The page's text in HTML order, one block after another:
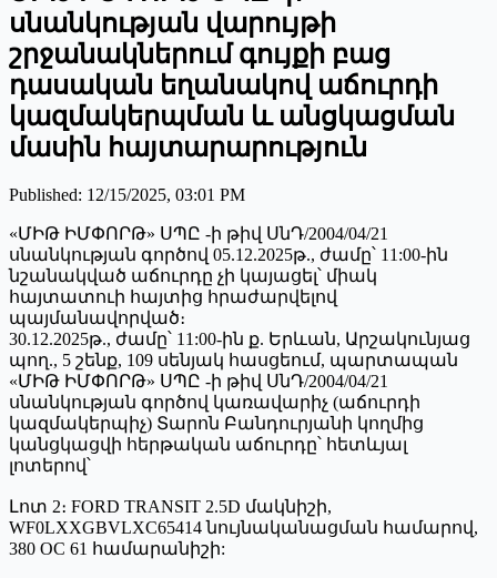
սնանկության վարույթի
շրջանակներում գույքի բաց
դասական եղանակով աճուրդի
կազմակերպման և անցկացման
մասին հայտարարություն
Published: 12/15/2025, 03:01 PM
«ՄԻԹ ԻՄՓՈՐԹ» ՍՊԸ -ի թիվ ՍնԴ/2004/04/21
սնանկության գործով 05.12.2025թ., ժամը՝ 11:00-ին
նշանակված աճուրդը չի կայացել՝ միակ
հայտատուի հայտից հրաժարվելով
պայմանավորված։
30.12.2025թ., ժամը՝ 11:00-ին ք. Երևան, Արշակունյաց
պող., 5 շենք, 109 սենյակ հասցեում, պարտապան
«ՄԻԹ ԻՄՓՈՐԹ» ՍՊԸ -ի թիվ ՍնԴ/2004/04/21
սնանկության գործով կառավարիչ (աճուրդի
կազմակերպիչ) Տարոն Բանդուրյանի կողմից
կանցկացվի հերթական աճուրդը՝ հետևյալ
լոտերով՝
Լոտ 2։ FORD TRANSIT 2.5D մակնիշի,
WF0LXXGBVLXC65414 նույնականացման համարով,
380 OC 61 համարանիշի: